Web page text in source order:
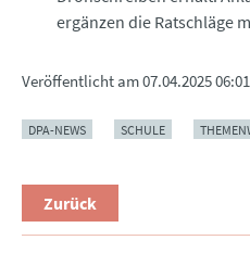
ergänzen die Ratschläge
Veröffentlicht am07.04.2025 06:01
DPA-NEWS SCHULE
Zurück